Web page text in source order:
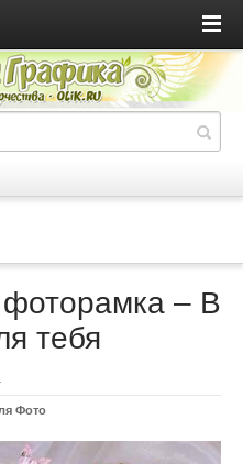
– В
тебя
Фото